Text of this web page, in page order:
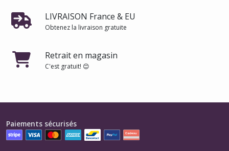
LIVRAISON France & EU
Obtenez la livraison gratuite
Retrait en magasin
C'est gratuit! 😊
Paiements sécurisés